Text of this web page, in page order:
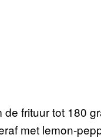
frituur tot 180
met lemon-